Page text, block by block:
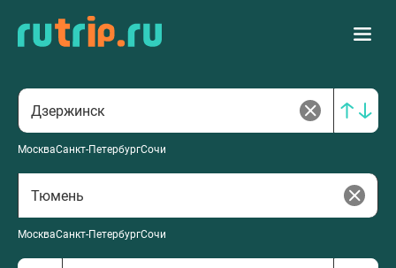
МоскваСанкт-ПетербургСочи
МоскваСанкт-ПетербургСочи